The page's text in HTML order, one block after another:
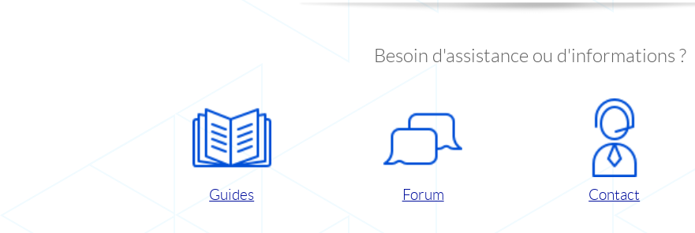
Besoin d'assistance ou d'informations ?
Guides Forum Contact